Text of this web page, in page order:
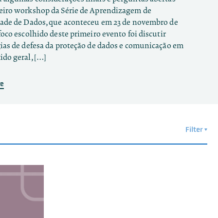
workshop da Série de Aprendizagem de
de Dados, que aconteceu em 23 de novembro de
escolhido deste primeiro evento foi discutir
de defesa da proteção de dados e comunicação em
geral, […]
que foi a questão de fronteira escolhida para o
workshop da Série de Aprendizagem de Privacidade
Mais uma vez, o evento ancorou o debate sobre
concretos, e nesta discussão tivemos um amplo
discutiu os desafios na criação e manutenção de
independentes de proteção de dados nos países
DA ADAPT. Confira nosso relatório aqui.
Filter